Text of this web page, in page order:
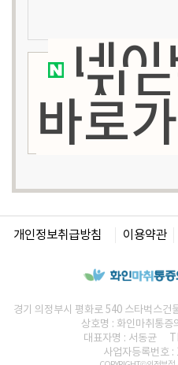
네이
지도
바로가
개인정보취급방침 이용약관
경기 의정부시 평화로 540 스타벅스
상호명 : 화인마취통증
대표자명 : 서동균
사업자등록번호